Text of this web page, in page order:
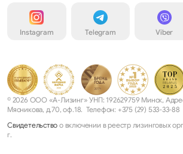
Instagram Telegram Viber
© 2026 ООО «А-Лизинг» УНП: 192629759 Минск,
Мясникова, д.70, оф.18. Телефон: +375 (29) 533-33-88
Свидетельство о включении в реестр лизинговых
г.